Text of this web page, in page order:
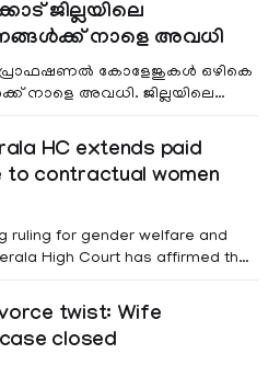
ജില്ലയിലെ
നാളെ അവധി
പ്രൊഫഷണൽ കോളേജുകൾ ഒഴികെ
നാളെ അവധി. ജില്ലയിലെ
HC extends paid
to contractual women
ruling for gender welfare and
High Court has affirmed that
medical leave following
the Kerala Service Rules
twist: Wife
closed